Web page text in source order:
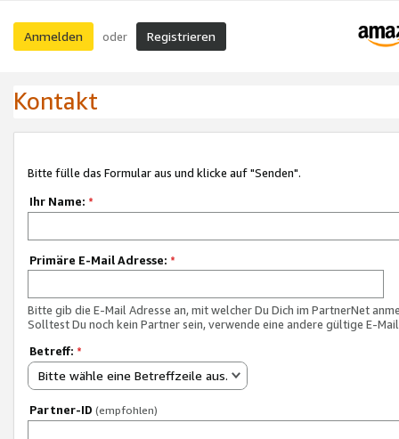
Anmelden oder Registrieren
Kontakt
Bitte fülle das Formular aus und klicke auf "Senden".
Ihr Name: *
Primäre E-Mail Adresse: *
Bitte gib die E-Mail Adresse an, mit welcher Du Dich im PartnerNet
Solltest Du noch kein Partner sein, verwende eine andere gültige E-
Betreff: *
Bitte wähle eine Betreffzeile aus.
Partner-ID (empfohlen)